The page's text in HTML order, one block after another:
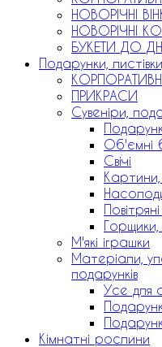
НОВОРІЧНІ
НОВОРІЧНІ
БУКЕТИ ДО
Подарунки,
ПРИКРАСИ
Сувеніри,
Об'ємні
Свічі
Повітряні
М'які іграшки
Матеріали,
подарунків
Усе для
Кімнатні рослини